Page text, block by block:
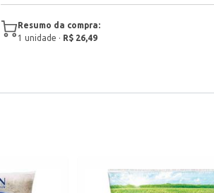
Resumo da compra:
1 unidade · R$ 26,49